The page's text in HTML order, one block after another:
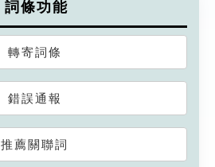
詞條功能
轉寄詞條
錯誤通報
推薦關聯詞